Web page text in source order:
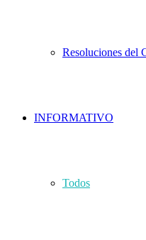
Resoluciones del
INFORMATIVO
Todos